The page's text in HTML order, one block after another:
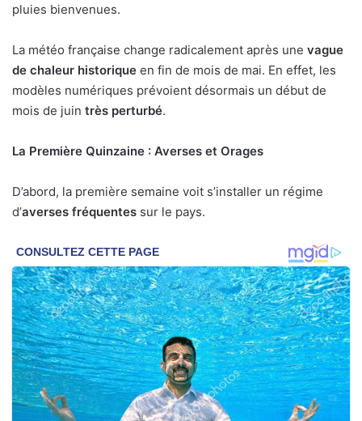
pluies bienvenues.
La météo française change radicalement après une vague
de chaleur historique en fin de mois de mai. En effet, les
modèles numériques prévoient désormais un début de
mois de juin très perturbé.
La Première Quinzaine : Averses et Orages
D’abord, la première semaine voit s’installer un régime
d’averses fréquentes sur le pays.